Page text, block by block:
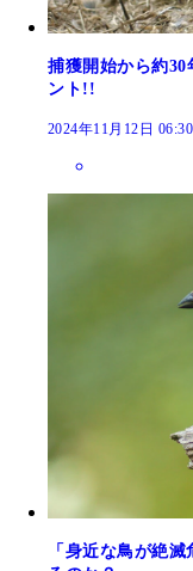
捕獲開始から約30
ント!!
2024年11月12日 06:30
「身近な鳥が絶